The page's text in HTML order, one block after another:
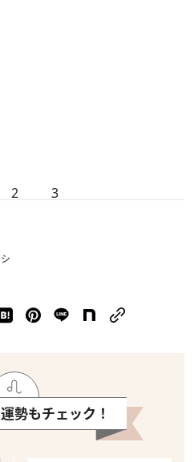
2 3
勢もチェック！